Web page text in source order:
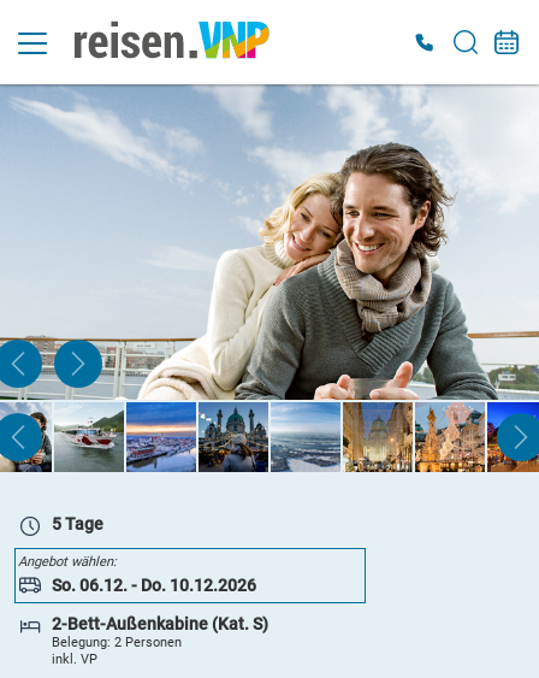
5 Tage
Angebot wählen:
So. 06.12. - Do. 10.12.2026
2-Bett-Außenkabine (Kat. S)
Belegung: 2 Personen
inkl. VP
5 Tage
So. 06.12. - Do. 10.12.2026
2-Bett-Außenkabine (Kat. S)
ab629 €
ZUR BUCHUNG
5 Tage
So. 06.12. - Do. 10.12.2026
2-Bett-Außenkabine (Kat. A)
ZUR BUCHUNG
5 Tage